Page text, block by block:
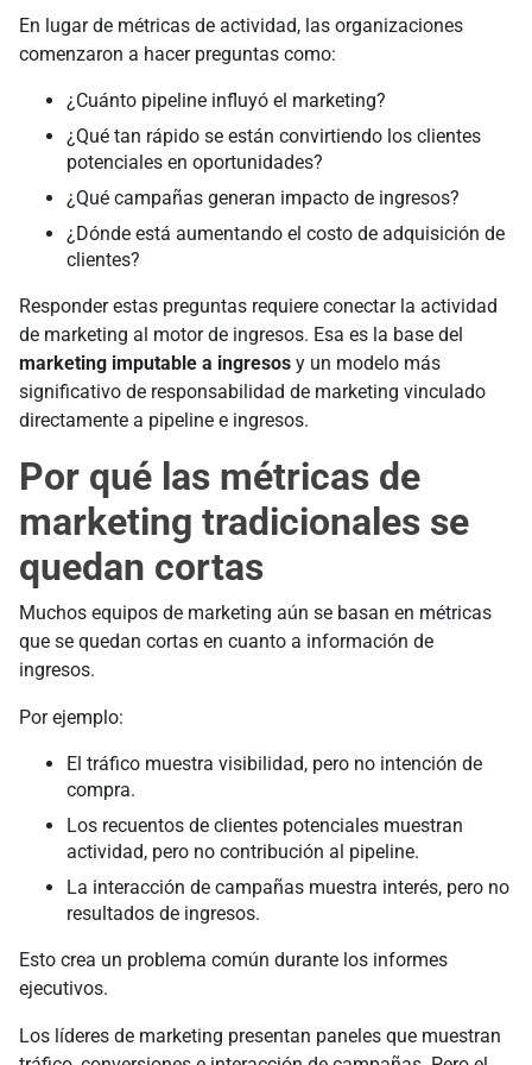
En lugar de métricas de actividad, las organizaciones
comenzaron a hacer preguntas como:
¿Cuánto pipeline influyó el marketing?
¿Qué tan rápido se están convirtiendo los clientes
potenciales en oportunidades?
¿Qué campañas generan impacto de ingresos?
¿Dónde está aumentando el costo de adquisición de
clientes?
Responder estas preguntas requiere conectar la actividad
de marketing al motor de ingresos. Esa es la base del
marketing imputable a ingresos y un modelo más
significativo de responsabilidad de marketing vinculado
directamente a pipeline e ingresos.
Por qué las métricas de
marketing tradicionales se
quedan cortas
Muchos equipos de marketing aún se basan en métricas
que se quedan cortas en cuanto a información de
ingresos.
Por ejemplo:
El tráfico muestra visibilidad, pero no intención de
compra.
Los recuentos de clientes potenciales muestran
actividad, pero no contribución al pipeline.
La interacción de campañas muestra interés, pero no
resultados de ingresos.
Esto crea un problema común durante los informes
ejecutivos.
Los líderes de marketing presentan paneles que muestran